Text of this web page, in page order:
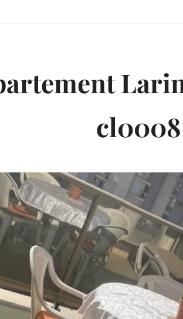
cl0008